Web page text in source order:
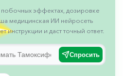
эффектах, дозировке
медицинская ИИ нейросеть
инструкции и даст точный ответ.
Спросить